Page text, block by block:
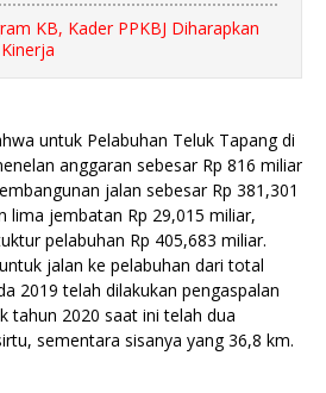
KB, Kader PPKBJ Diharapkan
untuk Pelabuhan Teluk Tapang di
anggaran sebesar Rp 816 miliar
jalan sebesar Rp 381,301
lima jembatan Rp 29,015 miliar,
pelabuhan Rp 405,683 miliar.
jalan ke pelabuhan dari total
2019 telah dilakukan pengaspalan
tahun 2020 saat ini telah dua
sementara sisanya yang 36,8 km.